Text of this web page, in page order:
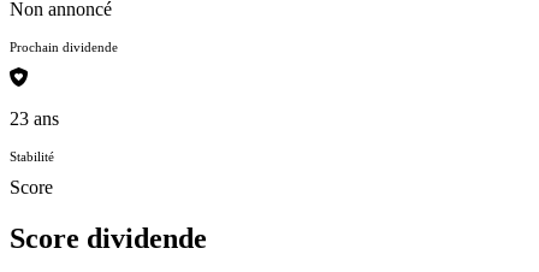
Non annoncé
Prochain dividende
23 ans
Stabilité
Score
Score dividende